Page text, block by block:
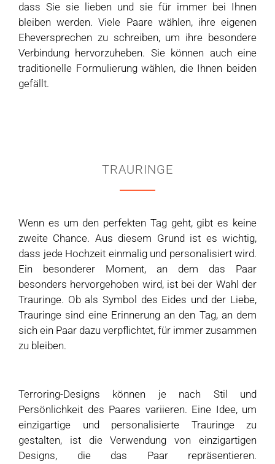
dass Sie sie lieben und sie für immer bei Ihnen
bleiben werden. Viele Paare wählen, ihre eigenen
Eheversprechen zu schreiben, um ihre besondere
Verbindung hervorzuheben. Sie können auch eine
traditionelle Formulierung wählen, die Ihnen beiden
gefällt.
TRAURINGE
Wenn es um den perfekten Tag geht, gibt es keine
zweite Chance. Aus diesem Grund ist es wichtig,
dass jede Hochzeit einmalig und personalisiert wird.
Ein besonderer Moment, an dem das Paar
besonders hervorgehoben wird, ist bei der Wahl der
Trauringe. Ob als Symbol des Eides und der Liebe,
Trauringe sind eine Erinnerung an den Tag, an dem
sich ein Paar dazu verpflichtet, für immer zusammen
zu bleiben.
Terroring-Designs können je nach Stil und
Persönlichkeit des Paares variieren. Eine Idee, um
einzigartige und personalisierte Trauringe zu
gestalten, ist die Verwendung von einzigartigen
Designs, die das Paar repräsentieren.